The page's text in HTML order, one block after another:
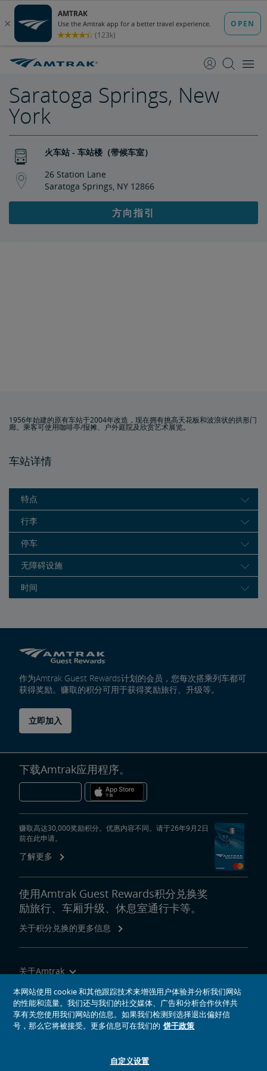
至
至
Saratoga Springs, New
York
火车站 - 车站楼（带候车室）
26 Station Lane
Saratoga Springs, NY 12866
方向指引
1956年始建的原有车站于2004年改造，现在拥有挑高天花板和波浪状的拱形门
廊。乘客可使用咖啡亭/报摊、户外庭院及欣赏艺术展览。
车站详情
特点
行李
停车
无障碍设施
时间
作为Amtrak Guest Rewards计划的会员，您每次搭乘列车都可
获得奖励。赚取的积分可用于获得奖励旅行、升级等。
立即加入
下载Amtrak应用程序。
赚取高达30,000奖励积分。优惠内容不同。请于26年9月2日
前在此申请。
了解更多
使用Amtrak Guest Rewards积分兑换奖
励旅行、车厢升级、休息室通行卡等。
关于积分兑换的更多信息
关于Amtrak
乘坐Amtrak列车旅行
网站工具
本网站使用 cookie 和其他跟踪技术来增强用户体验并分析我们网站
的性能和流量。我们还与我们的社交媒体、广告和分析合作伙伴共
享有关您使用我们网站的信息。如果我们检测到选择退出偏好信
号，那么它将被接受。更多信息可在我们的 饼干政策
自定义设置